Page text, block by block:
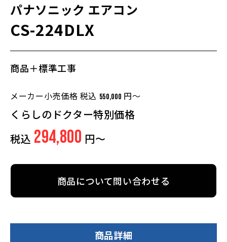
パナソニック エアコン
CS-224DLX
商品＋標準工事
メーカー小売価格 税込 550,000 円～
くらしのドクター特別価格
税込 294,800 円～
商品について問い合わせる
商品詳細